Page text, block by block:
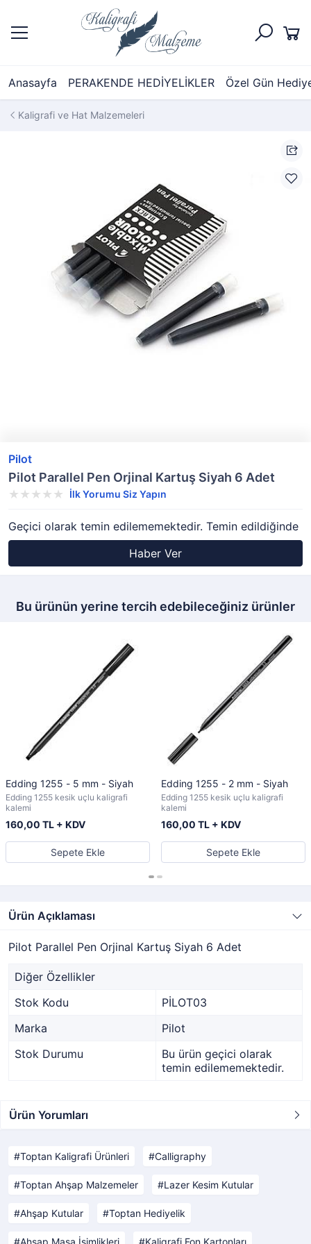
Anasayfa PERAKENDE HEDİYELİKLER Özel Gün
Kaligrafi ve Hat Malzemeleri
Pilot
Pilot Parallel Pen Orjinal Kartuş Siyah 6 Adet
İlk Yorumu Siz Yapın
Geçici olarak temin edilememektedir. Temin edildiğinde
Haber Ver
Bu ürünün yerine tercih edebileceğiniz ürünler
Edding 1255 - 5 mm - Siyah
Edding 1255 kesik uçlu kaligrafi
kalemi
160,00 TL + KDV
Sepete Ekle
Edding 1255 - 2 mm - Siyah
Edding 1255 kesik uçlu kaligrafi
kalemi
160,00 TL + KDV
Sepete Ekle
Ürün Açıklaması
Pilot Parallel Pen Orjinal Kartuş Siyah 6 Adet
Diğer Özellikler
Stok Kodu
PİLOT03
Marka
Pilot
Stok Durumu
Bu ürün geçici olarak
temin edilememektedir.
Ürün Yorumları
Toptan Kaligrafi Ürünleri Calligraphy
Toptan Ahşap Malzemeler Lazer Kesim Kutular
Ahşap Kutular Toptan Hediyelik
Ahşap Masa İsimlikleri Kaligrafi Fon Kartonları